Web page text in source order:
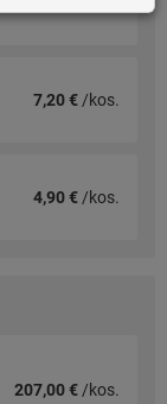
7,20 € /kos.
4,90 € /kos.
207,00 € /kos.